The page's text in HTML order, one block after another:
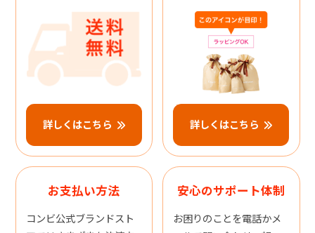
詳しくはこちら 詳しくはこちら
お支払い方法
コンビ公式ブランドスト
安心のサポート体制
お困りのことを電話かメ